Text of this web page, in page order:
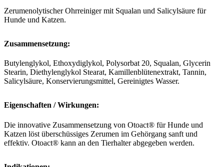
Zerumenolytischer Ohrreiniger mit Squalan und Salicylsäure für
Hunde und Katzen.
Zusammensetzung:
Butylenglykol, Ethoxydiglykol, Polysorbat 20, Squalan, Glycerin
Stearin, Diethylenglykol Stearat, Kamillenblütenextrakt, Tannin,
Salicylsäure, Konservierungsmittel, Gereinigtes Wasser.
Eigenschaften / Wirkungen:
Die innovative Zusammensetzung von Otoact® für Hunde und
Katzen löst überschüssiges Zerumen im Gehörgang sanft und
effektiv. Otoact® kann an den Tierhalter abgegeben werden.